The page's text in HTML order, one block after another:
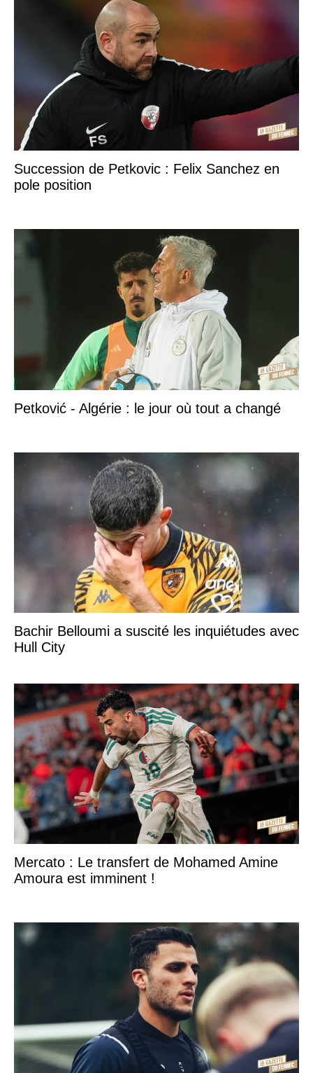
Succession de Petkovic : Felix Sanchez en
pole position
Petković - Algérie : le jour où tout a changé
Bachir Belloumi a suscité les inquiétudes avec
Hull City
Mercato : Le transfert de Mohamed Amine
Amoura est imminent !